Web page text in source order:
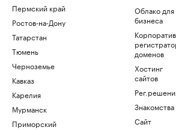
Пермский край
Ростов-на-Дону
Татарстан
Тюмень
Черноземье
Кавказ
Карелия
Мурманск
Приморский
Облако для
бизнеса
доменов
Хостинг
сайтов
Знакомства
Сайт